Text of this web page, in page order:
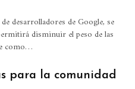
desarrolladores de Google, se
disminuir el peso de las
como…
para la comunidad